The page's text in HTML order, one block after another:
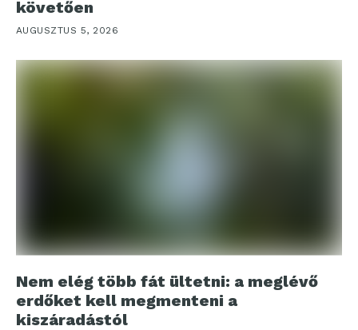
követően
AUGUSZTUS 5, 2026
Nem elég több fát ültetni: a meglévő
erdőket kell megmenteni a
kiszáradástól